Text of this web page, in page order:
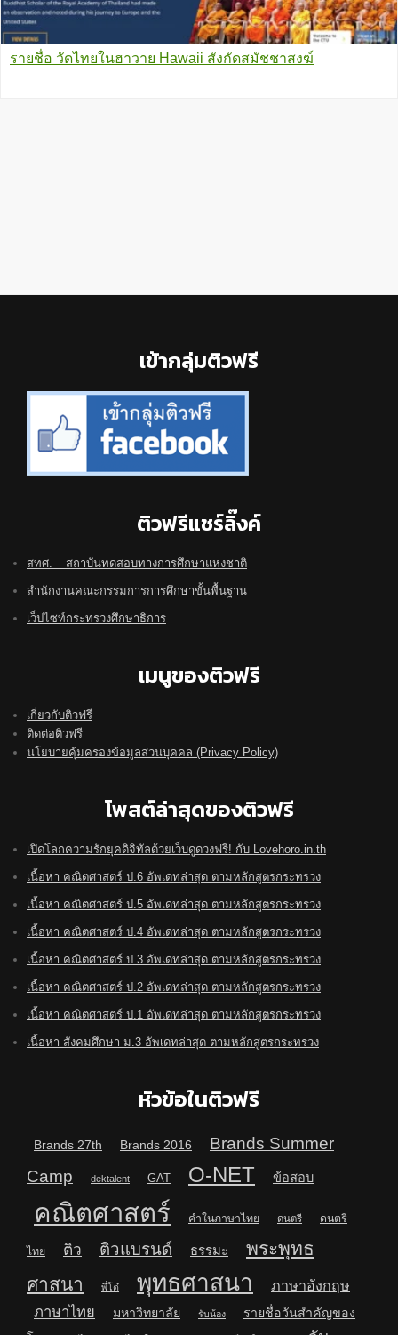
รายชื่อ วัดไทยในฮาวาย Hawaii สังกัดสมัชชาสงฆ์
เข้ากลุ่มติวฟรี
ติวฟรีแชร์ลิ๊งค์
สทศ. – สถาบันทดสอบทางการศึกษาแห่งชาติ
สำนักงานคณะกรรมการการศึกษาขั้นพื้นฐาน
เว็ปไซท์กระทรวงศึกษาธิการ
เมนูของติวฟรี
เกี่ยวกับติวฟรี
ติดต่อติวฟรี
นโยบายคุ้มครองข้อมูลส่วนบุคคล (Privacy Policy)
โพสต์ล่าสุดของติวฟรี
เปิดโลกความรักยุคดิจิทัลด้วยเว็บดูดวงฟรี! กับ Lovehoro.in.th
เนื้อหา คณิตศาสตร์ ป.6 อัพเดทล่าสุด ตามหลักสูตรกระทรวง
เนื้อหา คณิตศาสตร์ ป.5 อัพเดทล่าสุด ตามหลักสูตรกระทรวง
เนื้อหา คณิตศาสตร์ ป.4 อัพเดทล่าสุด ตามหลักสูตรกระทรวง
เนื้อหา คณิตศาสตร์ ป.3 อัพเดทล่าสุด ตามหลักสูตรกระทรวง
เนื้อหา คณิตศาสตร์ ป.2 อัพเดทล่าสุด ตามหลักสูตรกระทรวง
เนื้อหา คณิตศาสตร์ ป.1 อัพเดทล่าสุด ตามหลักสูตรกระทรวง
เนื้อหา สังคมศึกษา ม.3 อัพเดทล่าสุด ตามหลักสูตรกระทรวง
หัวข้อในติวฟรี
Brands 27th Brands 2016
Brands Summer
Camp
dektalent GAT O-NET ข้อสอบ
คณิตศาสตร์ คำในภาษาไทย ดนตรี ดนตรี
ไทย ติว ติวแบรนด์ ธรรมะ
พระพุทธ
ศาสนา
พี่โต๋ พุทธศาสนา ภาษาอังกฤษ
ภาษาไทย มหาวิทยาลัย รับน้อง
รายชื่อวันสำคัญของ